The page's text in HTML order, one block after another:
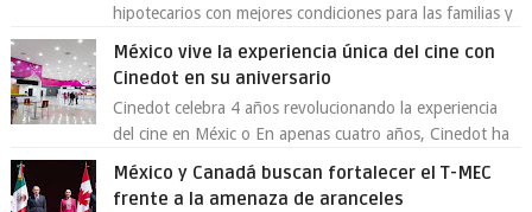
hipotecarios con mejores condiciones para las familias y
México vive la experiencia única del cine con
Cinedot en su aniversario
Cinedot celebra 4 años revolucionando la experiencia
del cine en Méxic o En apenas cuatro años, Cinedot ha
México y Canadá buscan fortalecer el T-MEC
frente a la amenaza de aranceles